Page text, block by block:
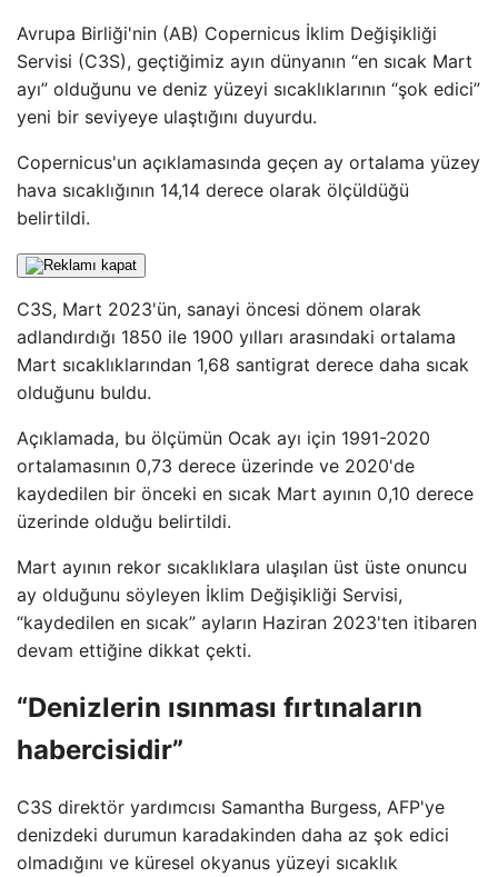
Avrupa Birliği'nin (AB) Copernicus İklim Değişikliği
Servisi (C3S), geçtiğimiz ayın dünyanın “en sıcak Mart
ayı” olduğunu ve deniz yüzeyi sıcaklıklarının “şok edici”
yeni bir seviyeye ulaştığını duyurdu.
Copernicus'un açıklamasında geçen ay ortalama yüzey
hava sıcaklığının 14,14 derece olarak ölçüldüğü
belirtildi.
C3S, Mart 2023'ün, sanayi öncesi dönem olarak
adlandırdığı 1850 ile 1900 yılları arasındaki ortalama
Mart sıcaklıklarından 1,68 santigrat derece daha sıcak
olduğunu buldu.
Açıklamada, bu ölçümün Ocak ayı için 1991-2020
ortalamasının 0,73 derece üzerinde ve 2020'de
kaydedilen bir önceki en sıcak Mart ayının 0,10 derece
üzerinde olduğu belirtildi.
Mart ayının rekor sıcaklıklara ulaşılan üst üste onuncu
ay olduğunu söyleyen İklim Değişikliği Servisi,
“kaydedilen en sıcak” ayların Haziran 2023'ten itibaren
devam ettiğine dikkat çekti.
“Denizlerin ısınması fırtınaların
habercisidir”
C3S direktör yardımcısı Samantha Burgess, AFP'ye
denizdeki durumun karadakinden daha az şok edici
olmadığını ve küresel okyanus yüzeyi sıcaklık